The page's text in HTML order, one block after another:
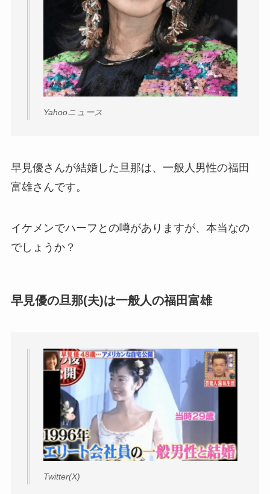
Yahooニュース
早見優さんが結婚した旦那は、一般人男性の福田
富雄さんです。
イケメンでハーフとの噂がありますが、本当なの
でしょうか？
早見優の旦那(夫)は一般人の福田富雄
Twitter(X)